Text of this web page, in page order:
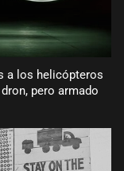
a los helicópteros
pero armado